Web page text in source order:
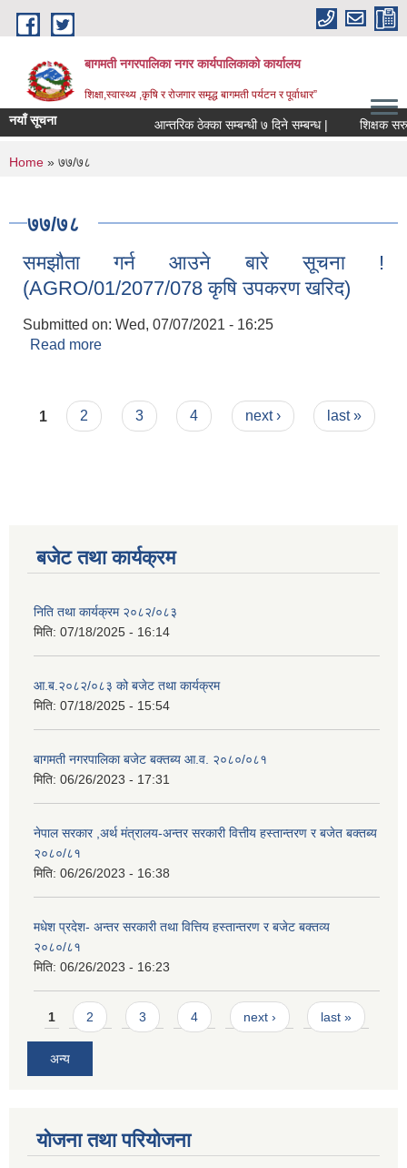
Skip to main content
बागमती नगरपालिका नगर कार्यपालिकाको कार्यालय
शिक्षा,स्वास्थ्य ,कृषि र रोजगार समृद्ध बागमती पर्यटन र पूर्वाधार”
नयाँ सूचना आन्तरिक ठेक्का सम्बन्धी ७ दिने सम्बन्ध |
You are here
Home » ७७/७८
७७/७८
समझौता गर्न आउने बारे सूचना !
(AGRO/01/2077/078 कृषि उपकरण खरिद)
Submitted on: Wed, 07/07/2021 - 16:25
Read more
Pages
1 2 3 4 next › last »
बजेट तथा कार्यक्रम
निति तथा कार्यक्रम २०८२/०८३
मिति: 07/18/2025 - 16:14
आ.ब.२०८२/०८३ को बजेट तथा कार्यक्रम
मिति: 07/18/2025 - 15:54
बागमती नगरपालिका बजेट बक्तब्य आ.व. २०८०/०८१
मिति: 06/26/2023 - 17:31
नेपाल सरकार ,अर्थ मंत्रालय-अन्तर सरकारी वित्तीय हस्तान्तरण र बजेत बक्तब्य
२०८०/८१
मिति: 06/26/2023 - 16:38
मधेश प्रदेश- अन्तर सरकारी तथा वित्तिय हस्तान्तरण र बजेट बक्तव्य
२०८०/८१
मिति: 06/26/2023 - 16:23
Pages
1 2 3 4 next › last »
अन्य
योजना तथा परियोजना